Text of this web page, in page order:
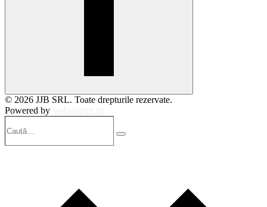
© 2026 JJB SRL. Toate drepturile rezervate.
Powered by
Search